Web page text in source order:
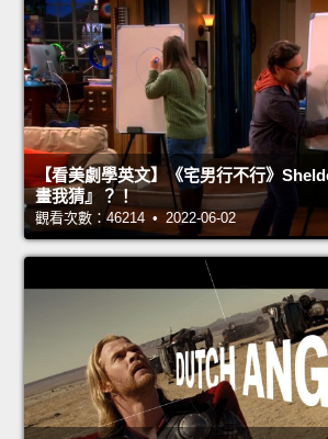
【看美劇學英文】《宅男行不行》
畫我猜』？！
觀看次數：46214 • 2022-06-02